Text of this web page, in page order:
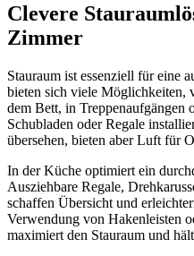
Clevere
Zimmer
Stauraum ist essenziell für eine
bieten sich viele Möglichkeiten,
dem Bett, in Treppenaufgängen
Schubladen oder Regale
übersehen, bieten aber Luft für
In der Küche optimiert ein
Ausziehbare Regale,
schaffen Übersicht und
Verwendung von Hakenleisten
maximiert den Stauraum und